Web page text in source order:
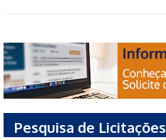
Pesquisa de Licitações